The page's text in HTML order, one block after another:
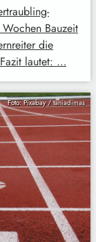
Bauzeit
die
lautet: …
Foto: Pixabay / taniadimas